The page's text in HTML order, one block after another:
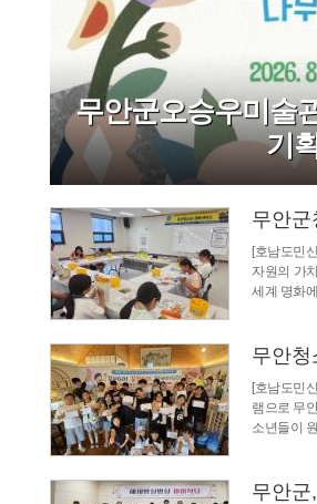
무안군오승우미술
기
무안군
[호남도민
자원의 가
세계 명화
무안청
[호남도민
램으로 무
소년들이
무안군